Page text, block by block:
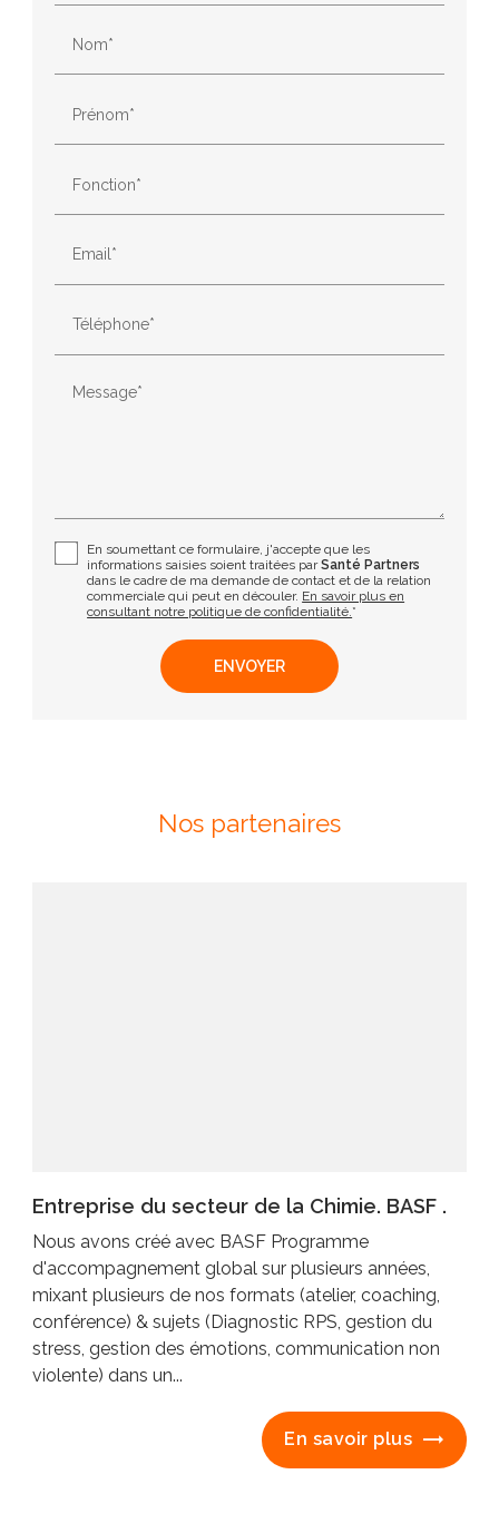
Nom*
Prénom*
Fonction*
Email*
Téléphone*
Message*
En soumettant ce formulaire, j'accepte que les
informations saisies soient traitées parSanté Partners
dans le cadre de ma demande de contact et de la relation
commerciale qui peut en découler. En savoir plus en
consultant notre politique de confidentialité.*
Nos partenaires
Entreprise du secteur de la Chimie. BASF .
Nous avons créé avec BASF Programme
d'accompagnement global sur plusieurs années,
mixant plusieurs de nos formats (atelier, coaching,
conférence) & sujets (Diagnostic RPS, gestion du
stress, gestion des émotions, communication non
violente) dans un...
En savoir plus